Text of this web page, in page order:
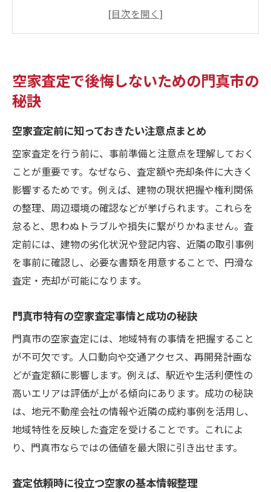
査定依頼時に役立つ空家の基本情報整理
信頼できる空家査定会社を見極めるコツ
大阪府門真市で空家を高く売るコツを伝授
空家を高値で売却するための準備と工夫
査定額アップにつながる空家の魅力発信術
門真市で空家が高く評価される条件とは
空家売却で失敗しないタイミングの選び方
査定から売却までの空家管理ポイント解説
空家売却に役立つ交渉術と注意ポイント
門真市における空家売却の成功ステップ
空家売却までの基本的な流れと必要書類
法
査定結果を活かした空家売却計画の立て方
空家売却でつまずかない手続きの進め方
契約時に気をつけたい空家売却の注意点
成功事例から学ぶ空家売却のポイント
納得の空家査定を実現するための基礎知識
初心者でも分かる空家査定の基本用語解説
空家査定額に差が出る評価基準をチェック
門真市で必要な空家査定書類と準備方法
空家査定で後悔しないための門真市の
秘訣
空家査定前に知っておきたい注意点まとめ
空家査定を行う前に、事前準備と注意点を理解しておく
ことが重要です。なぜなら、査定額や売却条件に大きく
影響するためです。例えば、建物の現状把握や権利関係
の整理、周辺環境の確認などが挙げられます。これらを
怠ると、思わぬトラブルや損失に繋がりかねません。査
定前には、建物の劣化状況や登記内容、近隣の取引事例
を事前に確認し、必要な書類を用意することで、円滑な
査定・売却が可能になります。
門真市特有の空家査定事情と成功の秘訣
門真市の空家査定には、地域特有の事情を把握すること
が不可欠です。人口動向や交通アクセス、再開発計画な
どが査定額に影響します。例えば、駅近や生活利便性の
高いエリアは評価が上がる傾向にあります。成功の秘訣
は、地元不動産会社の情報や近隣の成約事例を活用し、
地域特性を反映した査定を受けることです。これによ
り、門真市ならではの価値を最大限に引き出せます。
査定依頼時に役立つ空家の基本情報整理